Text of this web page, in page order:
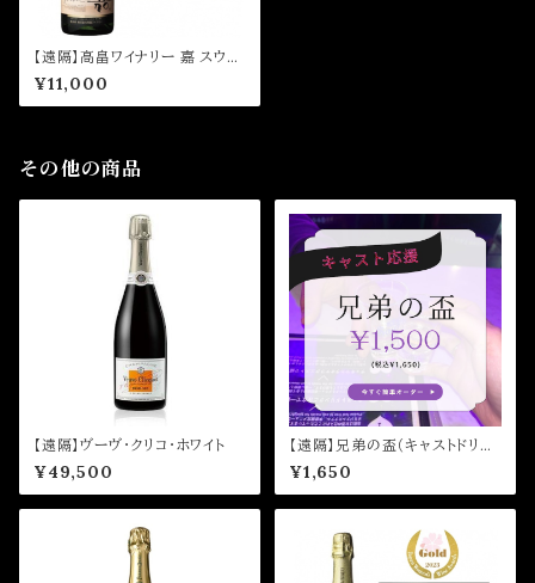
【遠隔】高畠ワイナリー 嘉 スウィ
ート
¥11,000
その他の商品
【遠隔】ヴーヴ・クリコ・ホワイト
¥49,500
【遠隔】兄弟の盃（キャストドリン
ク）
¥1,650